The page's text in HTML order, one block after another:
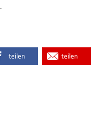
.
teilen teilen